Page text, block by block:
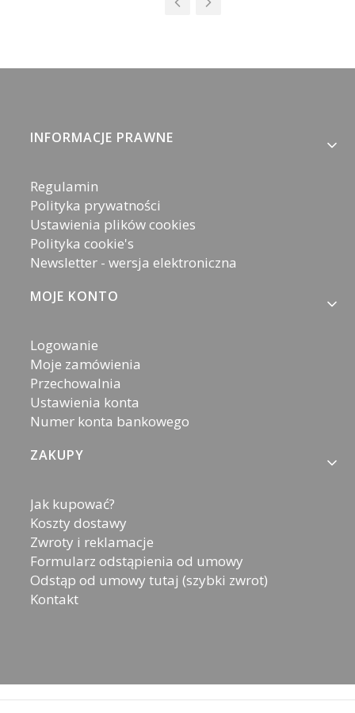
Linki w stopce
INFORMACJE PRAWNE
Regulamin
Polityka prywatności
Ustawienia plików cookies
Polityka cookie's
Newsletter - wersja elektroniczna
MOJE KONTO
Logowanie
Moje zamówienia
Przechowalnia
Ustawienia konta
Numer konta bankowego
ZAKUPY
Jak kupować?
Koszty dostawy
Zwroty i reklamacje
Formularz odstąpienia od umowy
Odstąp od umowy tutaj (szybki zwrot)
Kontakt